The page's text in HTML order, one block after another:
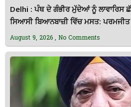
Delhi : ਪੰਥ ਦੇ ਗੰਭੀਰ ਮੁੱਦੇਆਂ ਨੂੰ ਲਾਵਾਰਿਸ
ਸਿਆਸੀ ਬਿਆਨਬਾਜ਼ੀ ਵਿੱਚ ਮਸਤ: ਪਰਮਜੀਤ
August 9, 2026 No Comments